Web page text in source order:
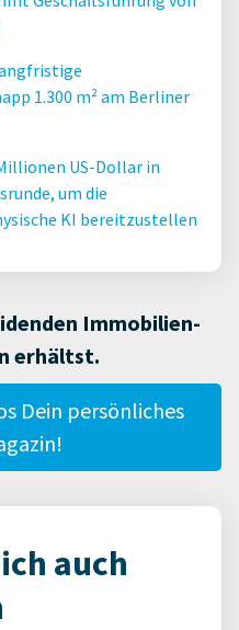
1.300 m² am Berliner
US-Dollar in
um die
KI bereitzustellen
Immobilien-
erhältst.
Dein persönliches
auch